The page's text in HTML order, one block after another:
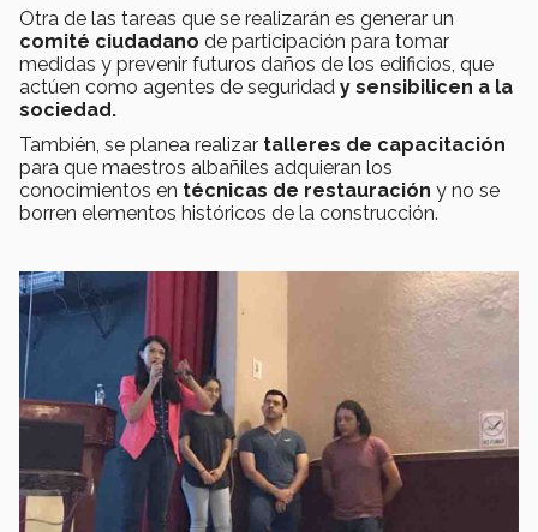
Otra de las tareas que se realizarán es generar un
comité ciudadano de participación para tomar
medidas y prevenir futuros daños de los edificios, que
actúen como agentes de seguridad y sensibilicen a la
sociedad.
También, se planea realizar talleres de capacitación
para que maestros albañiles adquieran los
conocimientos en técnicas de restauración y no se
borren elementos históricos de la construcción.